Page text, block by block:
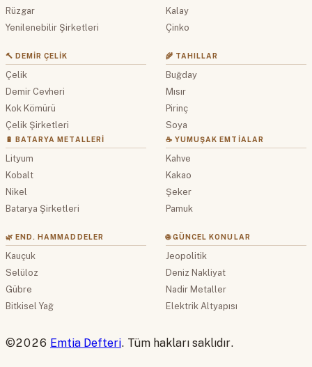
Rüzgar
Yenilenebilir Şirketleri
Kalay
Çinko
🔨 DEMIR ÇELIK
Çelik
Demir Cevheri
Kok Kömürü
Çelik Şirketleri
🔋 BATARYA METALLERI
Lityum
Kobalt
Nikel
Batarya Şirketleri
🌾 TAHILLAR
Buğday
Mısır
Pirinç
Soya
☕ YUMUŞAK EMTIALAR
Kahve
Kakao
Şeker
Pamuk
🌿 END. HAMMADDELER
Kauçuk
Selüloz
Gübre
Bitkisel Yağ
🌐 GÜNCEL KONULAR
Jeopolitik
Deniz Nakliyat
Nadir Metaller
Elektrik Altyapısı
©2026 Emtia Defteri. Tüm hakları saklıdır.